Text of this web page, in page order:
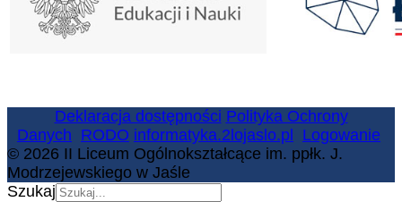
Deklaracja dostępności Polityka Ochrony
Danych RODO informatyka.2lojaslo.pl
Logowanie
© 2026 II Liceum Ogólnokształcące im. ppłk. J.
Modrzejewskiego w Jaśle
Szukaj